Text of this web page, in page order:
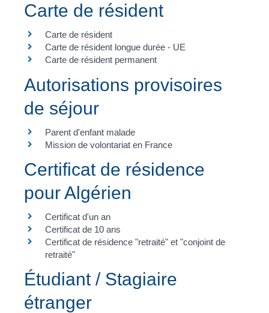
Carte de résident
Carte de résident
Carte de résident longue durée - UE
Carte de résident permanent
Autorisations provisoires
de séjour
Parent d'enfant malade
Mission de volontariat en France
Certificat de résidence
pour Algérien
Certificat d'un an
Certificat de 10 ans
Certificat de résidence "retraité" et "conjoint de
retraité"
Étudiant / Stagiaire
étranger